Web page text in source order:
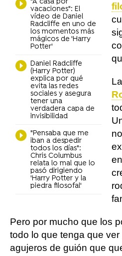
"A casa por
vacaciones": El
vídeo de Daniel
Radcliffe en uno de
los momentos más
mágicos de 'Harry
Potter'
Daniel Radcliffe
(Harry Potter)
explica por qué
evita las redes
sociales y asegura
tener una
verdadera capa de
invisibilidad
"Pensaba que me
iban a despedir
todos los días":
Chris Columbus
relata lo mal que lo
pasó dirigiendo
'Harry Potter y la
piedra filosofal'
Pero por mucho que los
todo lo que tenga que
agujeros de guión que